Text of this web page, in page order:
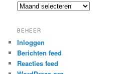
Archieven
BEHEER
Inloggen
Berichten feed
Reacties feed